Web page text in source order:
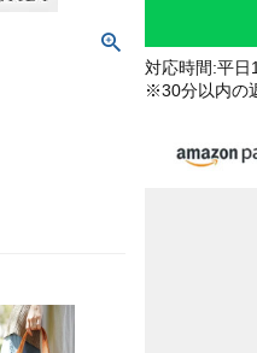
対応時間:平
※30分以内の